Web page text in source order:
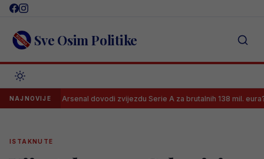
Skip
content Sve Osim Politike
NAJNOVIJE
Arsenal dovodi zvijezdu Serie A za brutalnih 138 mil. eura?!
ISTAKNUTE